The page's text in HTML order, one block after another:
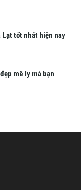
Lạt tốt nhất hiện nay
mê ly mà bạn